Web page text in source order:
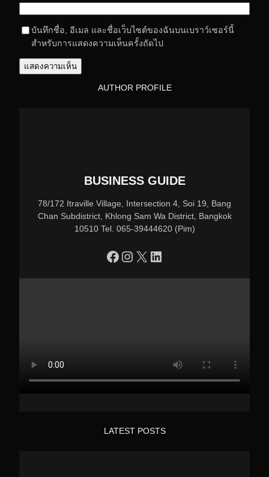
บันทึกชื่อ, อีเมล และชื่อเว็บไซต์ของฉันบนเบราว์เซอร์นี้
สำหรับการแสดงความเห็นครั้งถัดไป
AUTHOR PROFILE
BUSINESS GUIDE
78/172 Itraville Village, Intersection 4, Soi 19, Bang
Chan Subdistrict, Khlong Sam Wa District, Bangkok
10510 Tel. 065-39444620 (Pim)
https://www.facebook.com/profile.php?id=100090086432719 Instagram X LinkedIn
LATEST POSTS